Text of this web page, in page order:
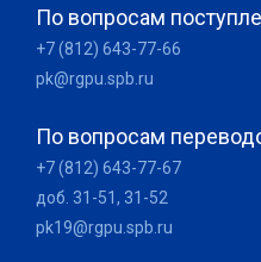
По вопросам
+7 (812) 643-77-66
pk@rgpu.spb.ru
По вопросам
+7 (812) 643-77-67
доб. 31-51, 31-52
pk19@rgpu.spb.ru